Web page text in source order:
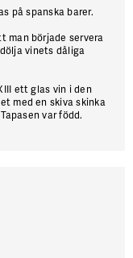
på spanska barer.
man började servera
vinets dåliga
ett glas vin i den
med en skiva skinka
var född.